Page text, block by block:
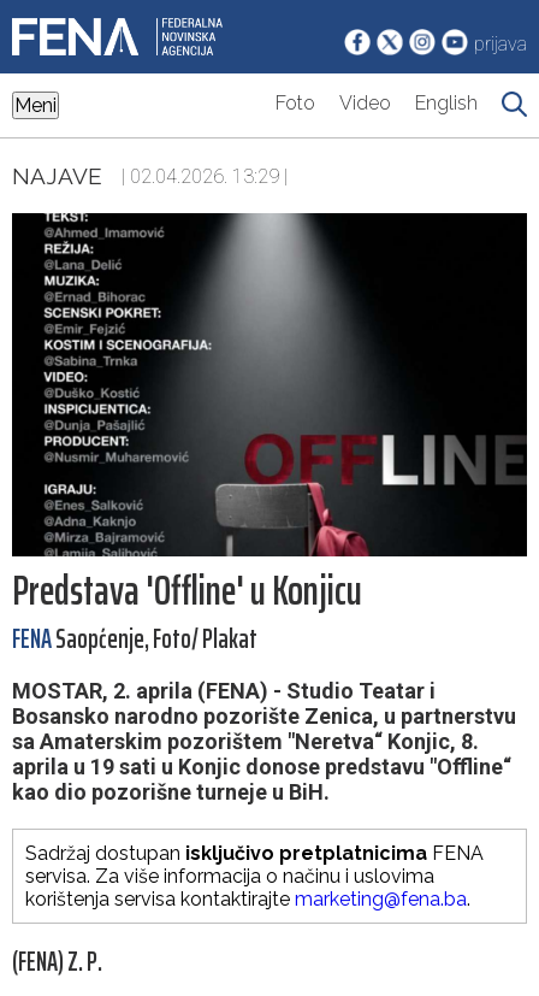
prijava
Meni Foto Video English
NAJAVE | 02.04.2026. 13:29 |
Predstava 'Offline' u Konjicu
FENASaopćenje, Foto/ Plakat
MOSTAR, 2. aprila (FENA) - Studio Teatar i
Bosansko narodno pozorište Zenica, u partnerstvu
sa Amaterskim pozorištem "Neretva“ Konjic, 8.
aprila u 19 sati u Konjic donose predstavu "Offline“
kao dio pozorišne turneje u BiH.
Sadržaj dostupan isključivo pretplatnicima FENA
servisa. Za više informacija o načinu i uslovima
korištenja servisa kontaktirajte marketing@fena.ba.
(FENA) Z. P.